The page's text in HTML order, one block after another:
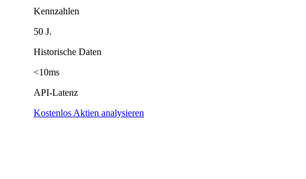
Kennzahlen
50 J.
Historische Daten
<10ms
API-Latenz
Kostenlos Aktien analysieren